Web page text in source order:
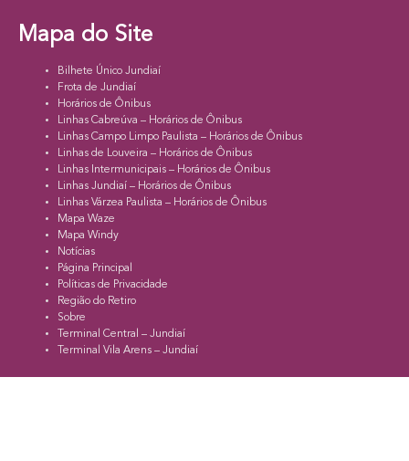
Mapa do Site
Bilhete Único Jundiaí
Frota de Jundiaí
Horários de Ônibus
Linhas Cabreúva – Horários de Ônibus
Linhas Campo Limpo Paulista – Horários de Ônibus
Linhas de Louveira – Horários de Ônibus
Linhas Intermunicipais – Horários de Ônibus
Linhas Jundiaí – Horários de Ônibus
Linhas Várzea Paulista – Horários de Ônibus
Mapa Waze
Mapa Windy
Notícias
Página Principal
Políticas de Privacidade
Região do Retiro
Sobre
Terminal Central – Jundiaí
Terminal Vila Arens – Jundiaí